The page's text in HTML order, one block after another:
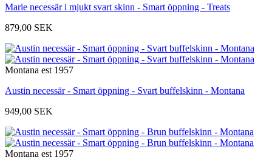
Marie necessär i mjukt svart skinn - Smart öppning - Treats
879,00 SEK
Montana est 1957
Austin necessär - Smart öppning - Svart buffelskinn - Montana
949,00 SEK
Montana est 1957